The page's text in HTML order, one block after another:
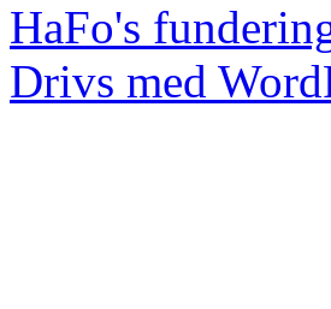
HaFo's
Drivs med